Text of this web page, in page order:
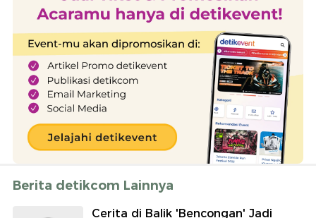
Berita detikcom Lainnya
Cerita di Balik 'Bencongan' Jadi